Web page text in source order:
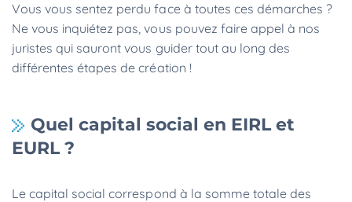
Vous vous sentez perdu face à toutes ces démarches ?
Ne vous inquiétez pas, vous pouvez faire appel à nos
juristes qui sauront vous guider tout au long des
différentes étapes de création !
Quel capital social en EIRL et
EURL ?
Le capital social correspond à la somme totale des